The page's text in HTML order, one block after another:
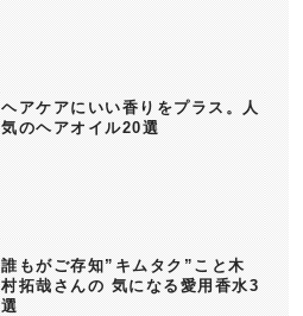
ヘアケアにいい香りをプラス。人
気のヘアオイル20選
誰もがご存知”キムタク”こと木
村拓哉さんの 気になる愛用香水3
選